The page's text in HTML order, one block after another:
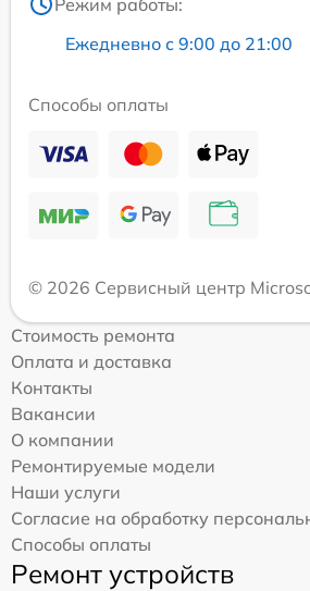
Ежедневно с 9:00 до 21:00
Способы оплаты
© 2026 Сервисный центр
Стоимость ремонта
Оплата и доставка
Контакты
Вакансии
О компании
Ремонтируемые модели
Наши услуги
Согласие на обработку
Способы оплаты
Ремонт устройств